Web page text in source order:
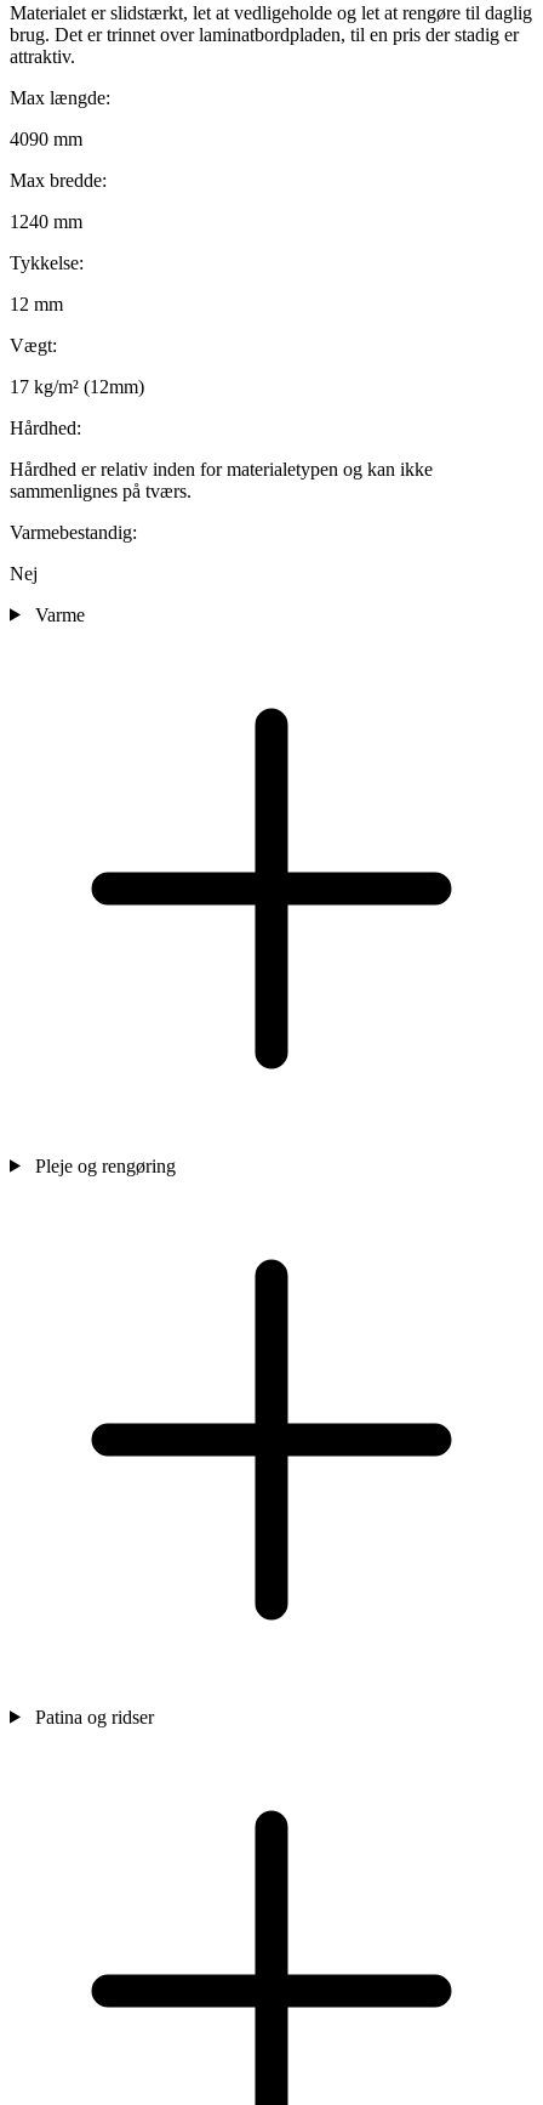
Materialet er slidstærkt, let at vedligeholde og let at rengøre til daglig
brug. Det er trinnet over laminatbordpladen, til en pris der stadig er
attraktiv.
Max længde:
4090 mm
Max bredde:
1240 mm
Tykkelse:
12 mm
Vægt:
17 kg/m² (12mm)
Hårdhed:
Hårdhed er relativ inden for materialetypen og kan ikke
sammenlignes på tværs.
Varmebestandig:
Nej
Varme
Pleje og rengøring
Patina og ridser